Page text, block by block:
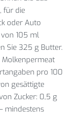
für die
oder Auto
105 ml
Sie 325 g Butter.
pro 100
gesättigte
Zucker: 0,5 g
mindestens